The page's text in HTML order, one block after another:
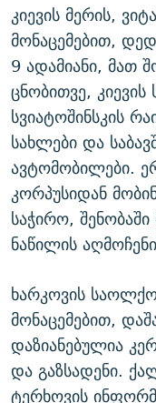
კიევის მერის,
მონაცემებით,
9 ადამიანი, მათ
ცნობითვე,
სვიატოშინსკის
სახლები და
ავტომობილები.
კორპუსიდან
საჭირო,
ნაწილის
ხარკოვის
მონაცემებით,
დაზიანებულია
და გაზსადენი.
ტერხოვის